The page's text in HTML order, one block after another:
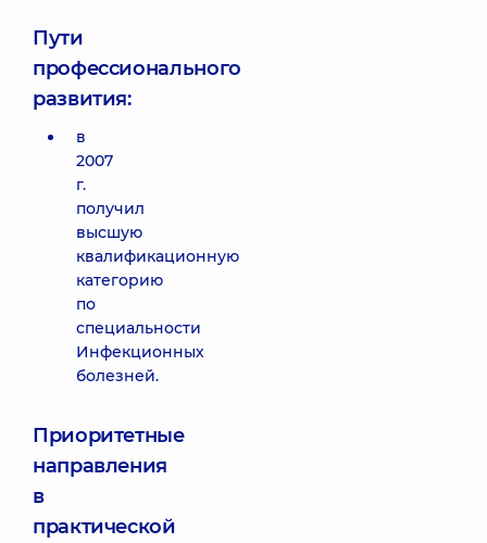
Пути
профессионального
развития:
в
2007
г.
получил
высшую
квалификационную
категорию
по
специальности
Инфекционных
болезней.
Приоритетные
направления
в
практической